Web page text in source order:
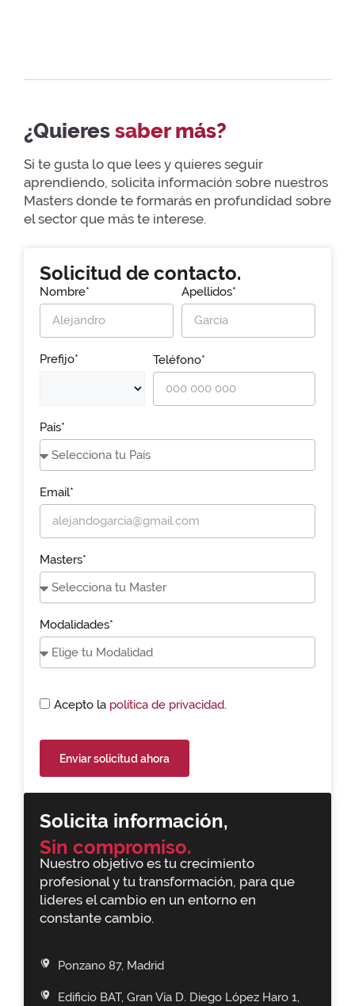
¿Quieressaber más?
Si te gusta lo que lees y quieres seguir
aprendiendo, solicita información sobre nuestros
Masters donde te formarás en profundidad sobre
el sector que más te interese.
Solicita información,
Sin compromiso.
Nuestro objetivo es tu crecimiento
profesional y tu transformación, para que
lideres el cambio en un entorno en
constante cambio.
Ponzano 87, Madrid
Edificio BAT, Gran Vía D. Diego López Haro 1,
Solicitud de contacto.
Nombre* Apellidos*
Prefijo* Teléfono*
País*
Email*
Masters*
Modalidades*
Acepto la política de privacidad.
Enviar solicitud ahora